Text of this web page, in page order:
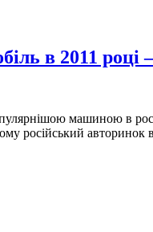
в 2011 році
машиною в
російський